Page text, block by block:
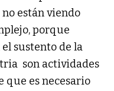
están viendo
porque
sustento de la
son actividades
que es necesario